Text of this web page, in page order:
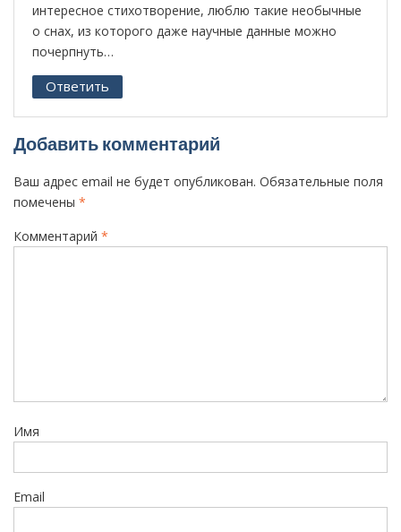
п
и
с
я
м
интересное стихотворение, люблю такие необычные
о снах, из которого даже научные данные можно
почерпнуть…
Ответить
Добавить комментарий
Ваш адрес email не будет опубликован. Обязательные поля
помечены *
Комментарий *
Имя
Email